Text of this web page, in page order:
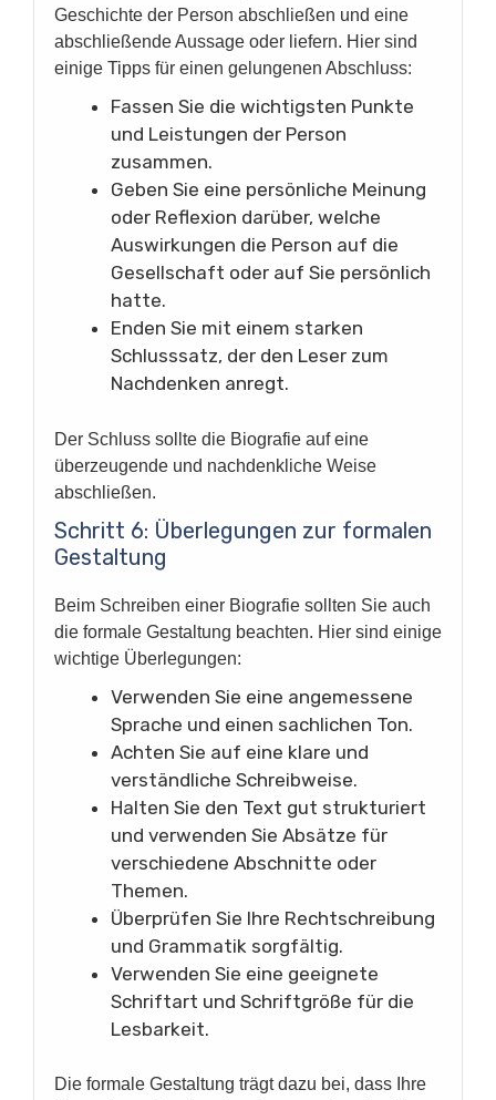
Geschichte der Person abschließen und eine
abschließende Aussage oder liefern. Hier sind
einige Tipps für einen gelungenen Abschluss:
Fassen Sie die wichtigsten Punkte
und Leistungen der Person
zusammen.
Geben Sie eine persönliche Meinung
oder Reflexion darüber, welche
Auswirkungen die Person auf die
Gesellschaft oder auf Sie persönlich
hatte.
Enden Sie mit einem starken
Schlusssatz, der den Leser zum
Nachdenken anregt.
Der Schluss sollte die Biografie auf eine
überzeugende und nachdenkliche Weise
abschließen.
Schritt 6: Überlegungen zur formalen
Gestaltung
Beim Schreiben einer Biografie sollten Sie auch
die formale Gestaltung beachten. Hier sind einige
wichtige Überlegungen:
Verwenden Sie eine angemessene
Sprache und einen sachlichen Ton.
Achten Sie auf eine klare und
verständliche Schreibweise.
Halten Sie den Text gut strukturiert
und verwenden Sie Absätze für
verschiedene Abschnitte oder
Themen.
Überprüfen Sie Ihre Rechtschreibung
und Grammatik sorgfältig.
Verwenden Sie eine geeignete
Schriftart und Schriftgröße für die
Lesbarkeit.
Die formale Gestaltung trägt dazu bei, dass Ihre